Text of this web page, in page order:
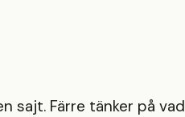
sajt. Färre tänker på vad